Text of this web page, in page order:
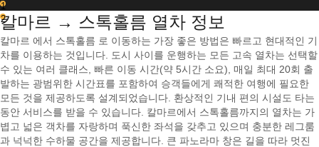
1
2
칼마르 → 스톡홀름 열차 정보
칼마르 에서 스톡홀름 로 이동하는 가장 좋은 방법은 빠르고 현대적인 기
차를 이용하는 것입니다. 도시 사이를 운행하는 모든 고속 열차는 선택할
수 있는 여러 클래스, 빠른 이동 시간(약 5시간 소요), 매일 최대 20회 출
발하는 광범위한 시간표를 포함하여 승객들에게 쾌적한 여행에 필요한
모든 것을 제공하도록 설계되었습니다. 환상적인 기내 편의 시설도 타는
동안 서비스를 받을 수 있습니다. 칼마르에서 스톡홀름까지의 열차는 가
볍고 넓은 객차를 자랑하며 푹신한 좌석을 갖추고 있으며 충분한 레그룸
과 넉넉한 수하물 공간을 제공합니다. 큰 파노라마 창은 길을 따라 멋진